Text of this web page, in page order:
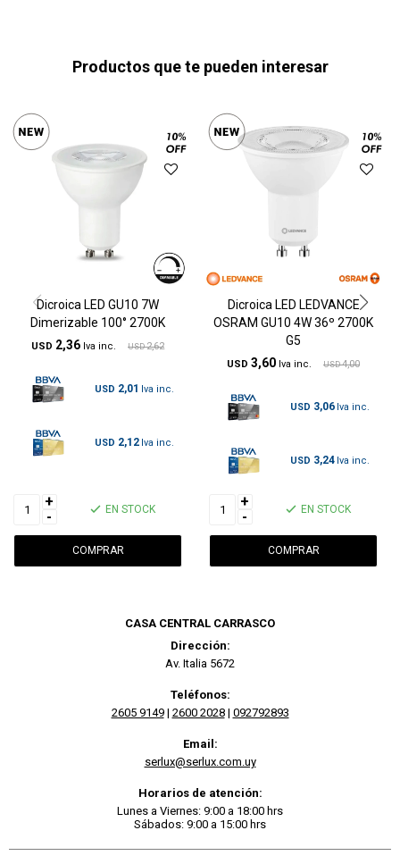
Productos que te pueden interesar
Dicroica LED GU10 7W
Dimerizable 100° 2700K
USD 2,36 USD 2,62
USD 2,01
USD 2,12
+
-
EN STOCK
Dicroica LED LEDVANCE
OSRAM GU10 4W 36º 2700K
G5
USD 3,60 USD 4,00
USD 3,06
USD 3,24
+
-
EN STOCK
CASA CENTRAL CARRASCO
Dirección:
Av. Italia 5672
Teléfonos:
2605 9149| 2600 2028| 092792893
Email:
serlux@serlux.com.uy
Horarios de atención:
Lunes a Viernes: 9:00 a 18:00 hrs
Sábados: 9:00 a 15:00 hrs